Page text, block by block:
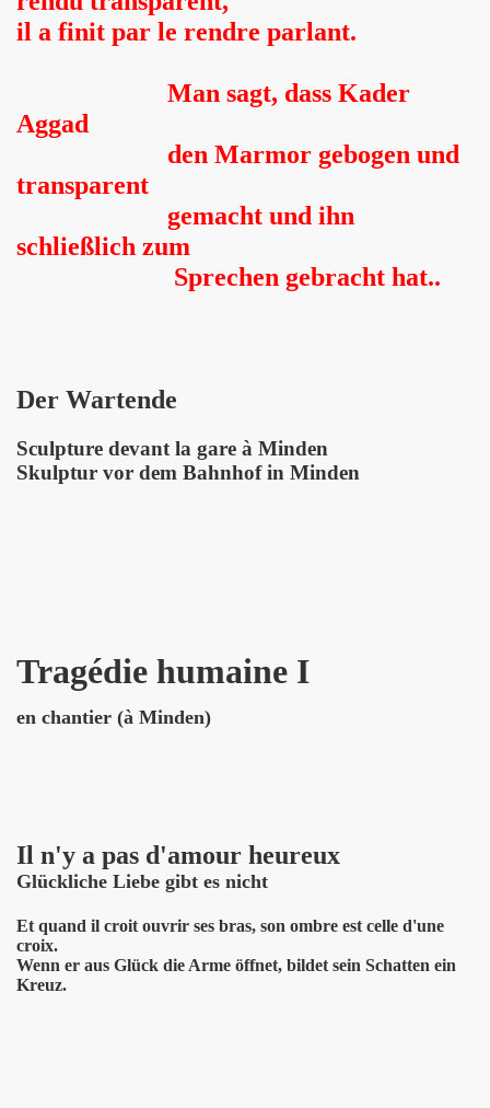
il a finit par le rendre parlant.
Man sagt, dass Kader
Aggad
den Marmor gebogen und
transparent
gemacht und ihn
schließlich zum
Sprechen gebracht hat..
Der Wartende
Sculpture devant la gare à Minden
Skulptur vor dem Bahnhof in Minden
Tragédie humaine I
en chantier (à Minden)
Il n'y a pas d'amour heureux
Glückliche Liebe gibt es nicht
Et quand il croit ouvrir ses bras, son ombre est celle d'une
croix.
Wenn er aus Glück die Arme öffnet, bildet sein Schatten ein
Kreuz.